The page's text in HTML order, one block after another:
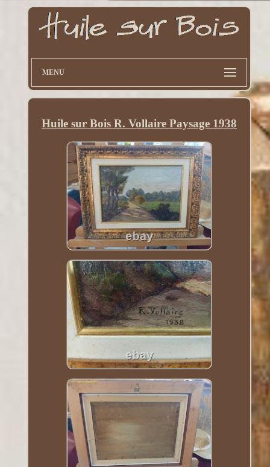
MENU
Huile sur Bois R. Vollaire Paysage 1938